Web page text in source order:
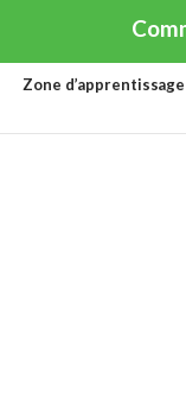
Zone d’apprentissage